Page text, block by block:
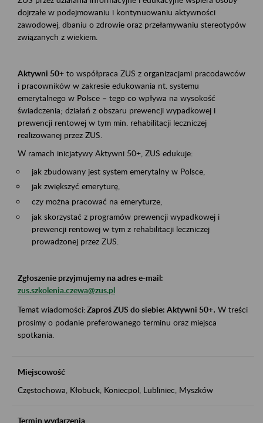
dojrzałe w podejmowaniu i kontynuowaniu aktywności
zawodowej, dbaniu o zdrowie oraz przełamywaniu stereotypów
związanych z wiekiem.
Aktywni 50+ to współpraca ZUS z organizacjami pracodawców
i pracowników w zakresie edukowania nt. systemu
emerytalnego w Polsce – tego co wpływa na wysokość
świadczenia; działań z obszaru prewencji wypadkowej i
prewencji rentowej w tym min. rehabilitacji leczniczej
realizowanej przez ZUS.
W ramach inicjatywy Aktywni 50+, ZUS edukuje:
jak zbudowany jest system emerytalny w Polsce,
jak zwiększyć emeryturę,
czy można pracować na emeryturze,
jak skorzystać z programów prewencji wypadkowej i
prewencji rentowej w tym z rehabilitacji leczniczej
prowadzonej przez ZUS.
Zgłoszenie przyjmujemy na adres e-mail:
zus.szkolenia.czewa@zus.pl
Temat wiadomości:Zaproś ZUS do siebie: Aktywni 50+. W treści
prosimy o podanie preferowanego terminu oraz miejsca
spotkania.
Miejscowość
Częstochowa, Kłobuck, Koniecpol, Lubliniec, Myszków
Termin wydarzenia